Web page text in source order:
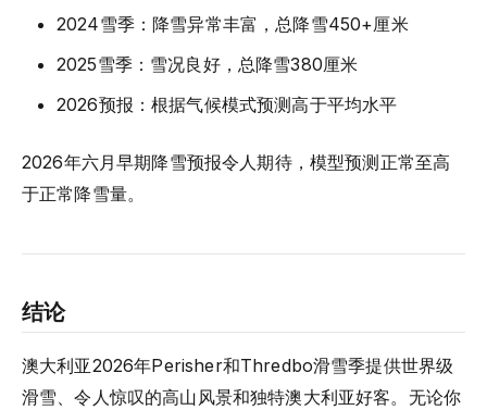
2024雪季：降雪异常丰富，总降雪450+厘米
2025雪季：雪况良好，总降雪380厘米
2026预报：根据气候模式预测高于平均水平
2026年六月早期降雪预报令人期待，模型预测正常至高
于正常降雪量。
结论
澳大利亚2026年Perisher和Thredbo滑雪季提供世界级
滑雪、令人惊叹的高山风景和独特澳大利亚好客。无论你